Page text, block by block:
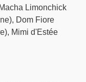
Limonchick
Dom Fiore
Mimi d'Estée